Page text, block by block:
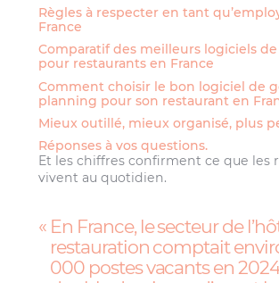
Règles à respecter en tant
France
Comparatif des meilleurs logiciels
pour restaurants en France
Comment choisir le bon logiciel de
planning pour son restaurant en
Mieux outillé, mieux organisé, plus
Réponses à vos questions.
Et les chiffres confirment ce que les
vivent au quotidien.
En France, le secteur de
restauration comptait
000 postes vacants en